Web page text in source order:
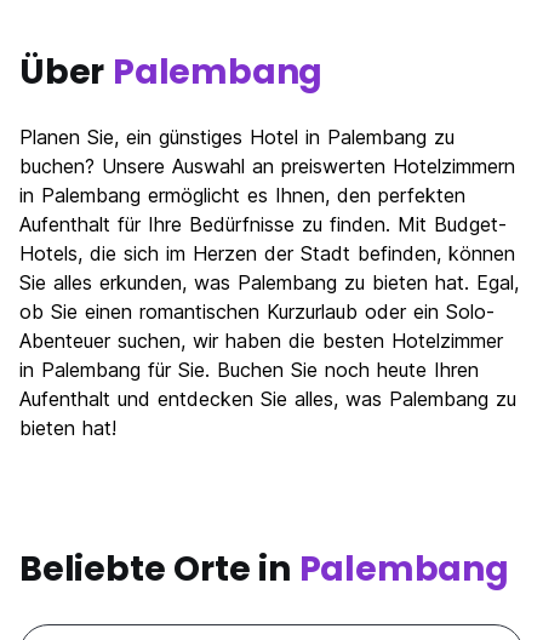
Über Palembang
Planen Sie, ein günstiges Hotel in Palembang zu
buchen? Unsere Auswahl an preiswerten Hotelzimmern
in Palembang ermöglicht es Ihnen, den perfekten
Aufenthalt für Ihre Bedürfnisse zu finden. Mit Budget-
Hotels, die sich im Herzen der Stadt befinden, können
Sie alles erkunden, was Palembang zu bieten hat. Egal,
ob Sie einen romantischen Kurzurlaub oder ein Solo-
Abenteuer suchen, wir haben die besten Hotelzimmer
in Palembang für Sie. Buchen Sie noch heute Ihren
Aufenthalt und entdecken Sie alles, was Palembang zu
bieten hat!
Beliebte Orte in Palembang